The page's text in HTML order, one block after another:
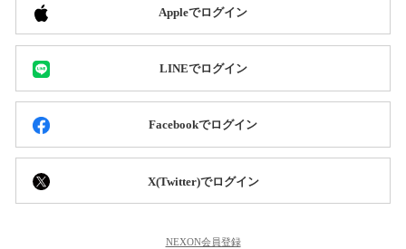
Appleでログイン
LINEでログイン
Facebookでログイン
X(Twitter)でログイン
NEXON会員登録